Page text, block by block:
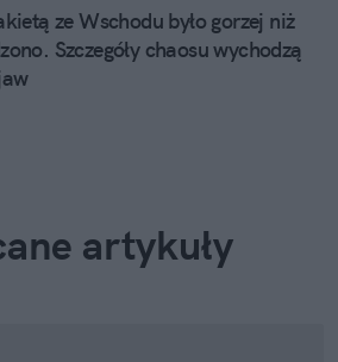
ze Wschodu było gorzej niż
Szczegóły chaosu wychodzą
artykuły